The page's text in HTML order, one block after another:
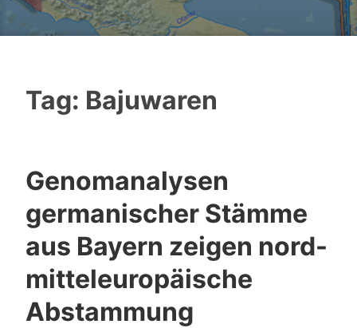
Tag: Bajuwaren
Genomanalysen
germanischer Stämme
aus Bayern zeigen nord-
mitteleuropäische
Abstammung